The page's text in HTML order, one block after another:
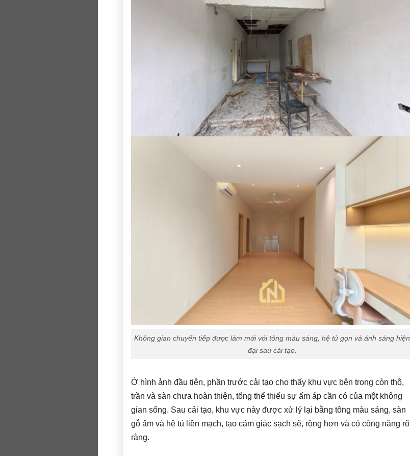
Không gian chuyển tiếp được làm mới với tông màu sáng, hệ tủ gọn và ánh sáng hiện
đại sau cải tạo.
Ở hình ảnh đầu tiên, phần trước cải tạo cho thấy khu vực bên trong còn thô,
trần và sàn chưa hoàn thiện, tổng thể thiếu sự ấm áp cần có của một không
gian sống. Sau cải tạo, khu vực này được xử lý lại bằng tông màu sáng, sàn
gỗ ấm và hệ tủ liền mạch, tạo cảm giác sạch sẽ, rộng hơn và có công năng rõ
ràng.